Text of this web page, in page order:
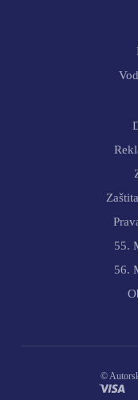
55.
56.
©